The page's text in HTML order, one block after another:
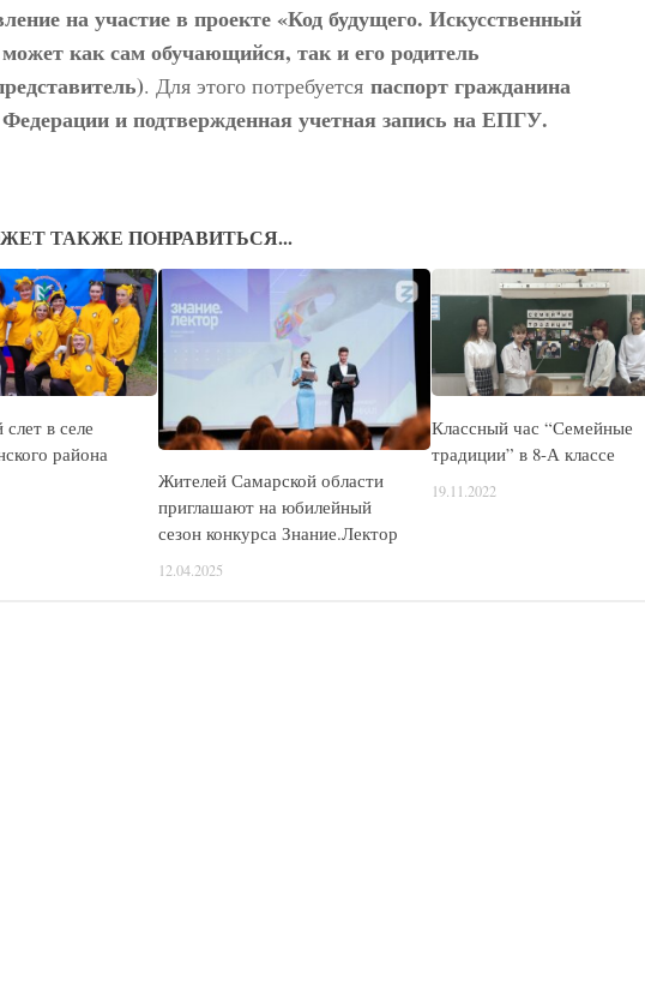
на участие в проекте «Код будущего. Искусственный
как сам обучающийся, так и его родитель
. Для этого потребуется паспорт гражданина
и подтвержденная учетная запись на ЕПГУ.
ТАКЖЕ ПОНРАВИТЬСЯ...
в селе
района
Жителей Самарской области
приглашают на юбилейный
сезон конкурса Знание.Лектор
12.04.2025
Классный час “Семейные
традиции” в 8-А классе
19.11.2022